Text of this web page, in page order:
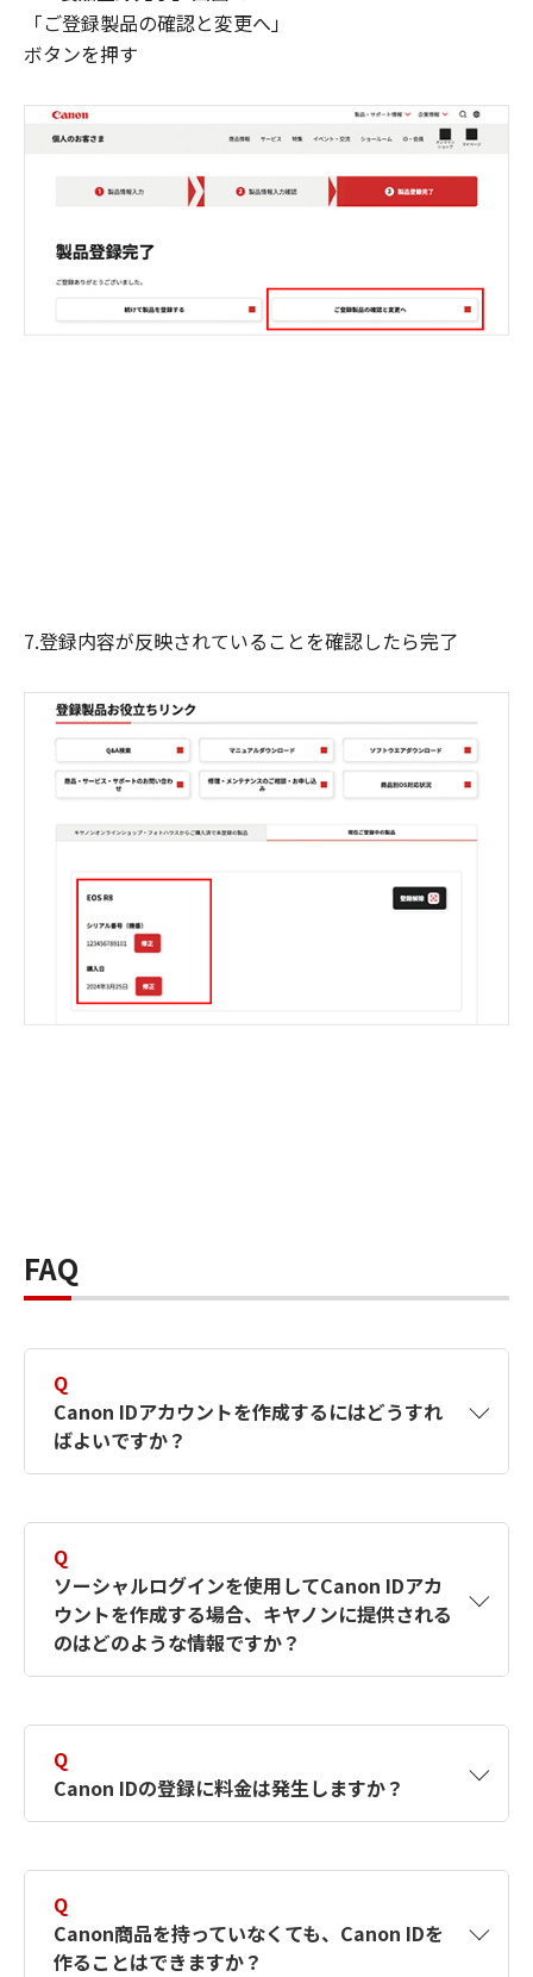
「ご登録製品の確認と変更へ」
ボタンを押す
7.登録内容が反映されていることを確認したら完了
FAQ
Q
Canon IDアカウントを作成するにはどうすれ
ばよいですか？
す。詳しい作成方法は【カメラ】Canon IDとは
何ですか？Canon IDの作成方法は？をご確認く
ださい。
Q
ソーシャルログインを使用してCanon IDアカ
ウントを作成する場合、キヤノンに提供される
のはどのような情報ですか？
択したサービスから取得します。アカウントを
簡単に作成できるように、この情報を使用して
Canon IDの登録フォームを入力します。
Q
Canon IDの登録に料金は発生しますか？
Q
Canon商品を持っていなくても、Canon IDを
作ることはできますか？